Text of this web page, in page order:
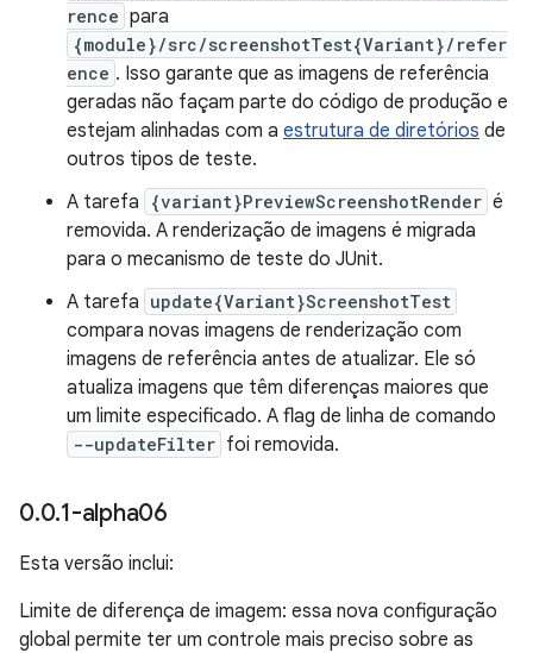
rence para
{module}/src/screenshotTest{Variant}/refer
ence . Isso garante que as imagens de referência
geradas não façam parte do código de produção e
estejam alinhadas com a estrutura de diretórios de
outros tipos de teste.
A tarefa
{variant}PreviewScreenshotRender é
removida. A renderização de imagens é migrada
para o mecanismo de teste do JUnit.
A tarefa update{Variant}ScreenshotTest
compara novas imagens de renderização com
imagens de referência antes de atualizar. Ele só
atualiza imagens que têm diferenças maiores que
um limite especificado. A flag de linha de comando
--updateFilter foi removida.
0.0.1-alpha06
Esta versão inclui:
Limite de diferença de imagem: essa nova configuração
global permite ter um controle mais preciso sobre as